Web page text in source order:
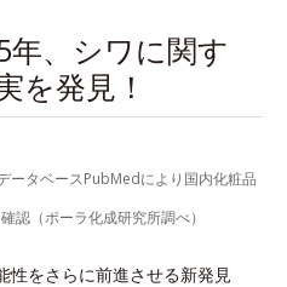
年、シワに関す
を発見！
タベースPubMedにより国内化粧品
認（ポーラ化成研究所調べ）
性をさらに前進させる新発見